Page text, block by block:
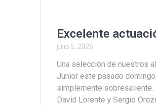
Excelente
julio 5, 2026
Una selección de nuestros
Junior este pasado
simplemente sobresaliente.
David Lorente y Sergio